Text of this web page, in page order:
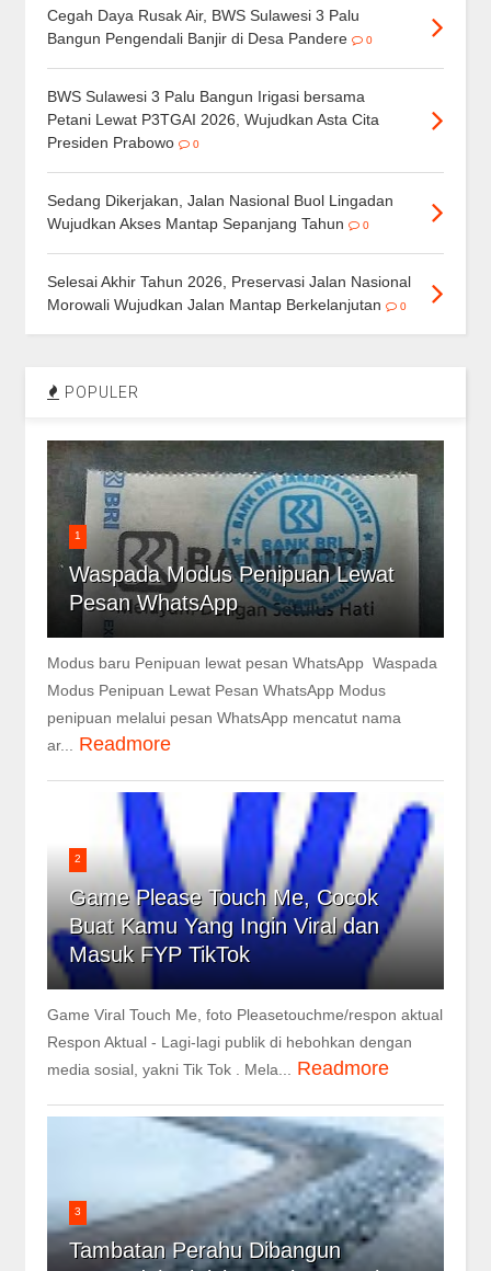
Cegah Daya Rusak Air, BWS Sulawesi 3 Palu
Bangun Pengendali Banjir di Desa Pandere
0
BWS Sulawesi 3 Palu Bangun Irigasi bersama
Petani Lewat P3TGAI 2026, Wujudkan Asta Cita
Presiden Prabowo
0
Sedang Dikerjakan, Jalan Nasional Buol Lingadan
Wujudkan Akses Mantap Sepanjang Tahun
0
Selesai Akhir Tahun 2026, Preservasi Jalan Nasional
Morowali Wujudkan Jalan Mantap Berkelanjutan
0
POPULER
1
Waspada Modus Penipuan Lewat
Pesan WhatsApp
Modus baru Penipuan lewat pesan WhatsApp Waspada
Modus Penipuan Lewat Pesan WhatsApp Modus
penipuan melalui pesan WhatsApp mencatut nama
ar...
Readmore
2
Game Please Touch Me, Cocok
Buat Kamu Yang Ingin Viral dan
Masuk FYP TikTok
Game Viral Touch Me, foto Pleasetouchme/respon aktual
Respon Aktual - Lagi-lagi publik di hebohkan dengan
media sosial, yakni Tik Tok . Mela...
Readmore
3
Tambatan Perahu Dibangun